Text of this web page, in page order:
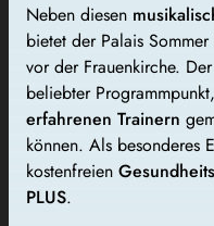
Neben diesen
bietet der Palais
vor der Frauenkirche. Der
beliebter
erfahrenen Trainern
können. Als besonderes
kostenfreien
PLUS.